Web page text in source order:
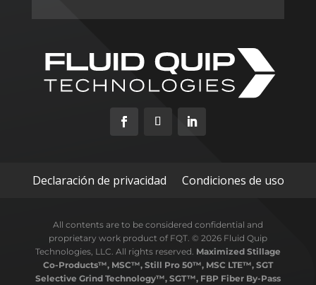
Declaración de privacidad Condiciones de uso
All contents are to be considered confidential and
proprietary work product of FQT. © 2026 Fluid Quip
Technologies, LLC. All rights reserved. Maximized Stillage
Co-Products™, MSC™, Still Pro 50™, MSC LTE™, SGT
Selective Grind Technology™, SGT™, FBP Fiber By-Pass